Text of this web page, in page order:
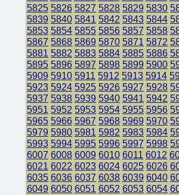
5825 5826 5827 5828 5829 5830
5839 5840 5841 5842 5843 5844
5853 5854 5855 5856 5857 5858
5867 5868 5869 5870 5871 5872
5881 5882 5883 5884 5885 5886
5895 5896 5897 5898 5899 5900
5909 5910 5911 5912 5913 5914
5923 5924 5925 5926 5927 5928
5937 5938 5939 5940 5941 5942
5951 5952 5953 5954 5955 5956
5965 5966 5967 5968 5969 5970
5979 5980 5981 5982 5983 5984
5993 5994 5995 5996 5997 5998
6007 6008 6009 6010 6011 6012
6021 6022 6023 6024 6025 6026
6035 6036 6037 6038 6039 6040
6049 6050 6051 6052 6053 6054